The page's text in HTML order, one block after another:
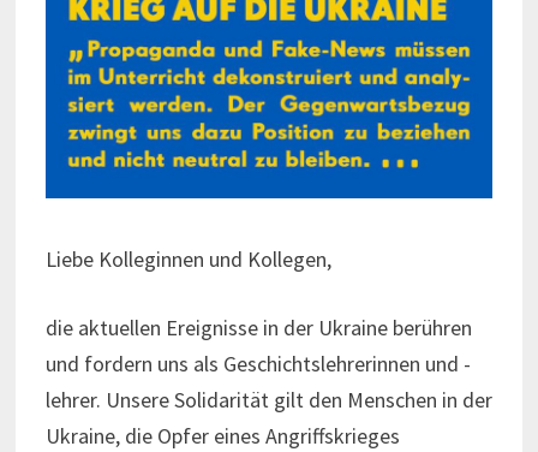
Liebe Kolleginnen und Kollegen,
die aktuellen Ereignisse in der Ukraine berühren
und fordern uns als Geschichtslehrerinnen und -
lehrer. Unsere Solidarität gilt den Menschen in der
Ukraine, die Opfer eines Angriffskrieges